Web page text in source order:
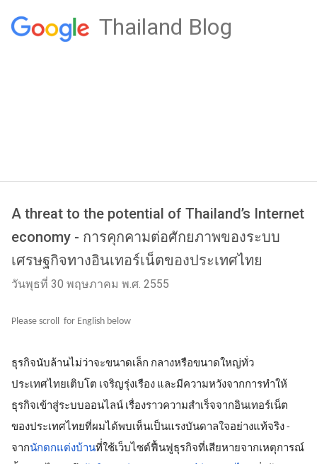
Thailand Blog
A threat to the potential of Thailand’s Internet
economy - การคุกคามต่อศักยภาพของระบบ
เศรษฐกิจทางอินเทอร์เน็ตของประเทศไทย
วันพุธที่ 30 พฤษภาคม พ.ศ. 2555
Please scroll  for English below
ธุรกิจนับล้านไม่ว่าจะขนาดเล็ก กลางหรือขนาดใหญ่ทั่ว
ประเทศไทยเติบโต เจริญรุ่งเรือง และมีความหวังจากการทำให้
ธุรกิจเข้าสู่ระบบออนไลน์ เรื่องราวความสำเร็จจากอินเทอร์เน็ต
ของประเทศไทยที่ผมได้พบเห็นเป็นแรงบันดาลใจอย่างแท้จริง -
จากนักตกแต่งบ้านที่่ใช้เว็บไซต์ฟื้นฟูธุรกิจที่เสียหายจากเหตุการณ์